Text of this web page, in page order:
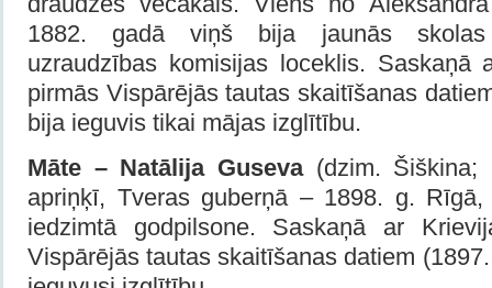
1882. gadā viņš bija jaunās skolas
uzraudzības komisijas loceklis. Saskaņā
pirmās Vispārējās tautas skaitīšanas
bija ieguvis tikai mājas izglītību.
Māte – Natālija Guseva(dzim. Šiškina;
apriņķī, Tveras guberņā – 1898. g.
iedzimtā godpilsone. Saskaņā ar
Vispārējās tautas skaitīšanas datiem